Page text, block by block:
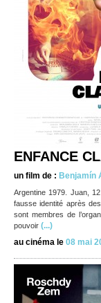
ENFANCE
un film de : Benjamín
Argentine 1979. Juan,
fausse identité après
sont membres de
pouvoir (...)
au cinéma le 08 mai